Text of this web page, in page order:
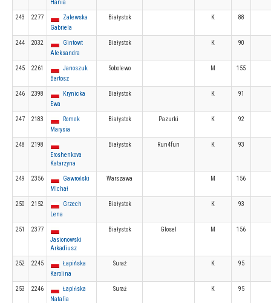
Hania
243 2277
Zalewska
Gabriela
Białystok K 88
244 2032
Gintowt
Aleksandra
Białystok K 90
245 2261
Janoszuk
Bartosz
Sobolewo M 155
246 2398
Krynicka
Ewa
Białystok K 91
247 2183
Romek
Marysia
Białystok Pazurki K 92
248
2198
Eroshenkova
Katarzyna
Białystok Run4fun K 93
249 2356
Gawroński
Michał
Warszawa M 156
250 2152
Grzech
Lena
Białystok K 93
251
2377
Jasionowski
Arkadiusz
Białystok Glosel M 156
252 2245
Łapińska
Karolina
Suraż K 95
253 2246
Łapińska
Natalia
Suraż K 95